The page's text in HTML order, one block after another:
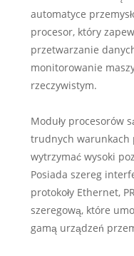
automatyce
procesor, który
przetwarzanie
monitorowanie
rzeczywistym.
Moduły procesorów
trudnych warunkach
wytrzymać wysoki
Posiada szereg
protokoły Ethernet,
szeregową, które
gamą urządzeń